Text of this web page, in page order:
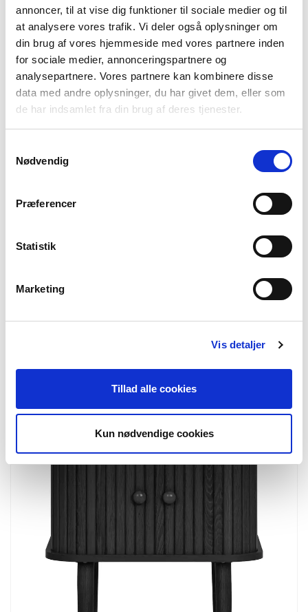
annoncer, til at vise dig funktioner til sociale medier og til
at analysere vores trafik. Vi deler også oplysninger om
din brug af vores hjemmeside med vores partnere inden
for sociale medier, annonceringspartnere og
analysepartnere. Vores partnere kan kombinere disse
data med andre oplysninger, du har givet dem, eller som
de har indsamlet fra din brug af deres tjenester.
Nødvendig
Præferencer
Statistik
Marketing
Vis detaljer
Tillad alle cookies
Kun nødvendige cookies
NEWS
NEWS